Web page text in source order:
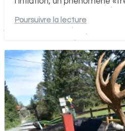
Poursuivre la lecture